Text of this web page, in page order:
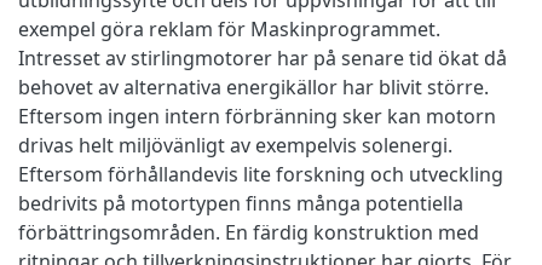
exempel göra reklam för Maskinprogrammet.
Intresset av stirlingmotorer har på senare tid ökat då
behovet av alternativa energikällor har blivit större.
Eftersom ingen intern förbränning sker kan motorn
drivas helt miljövänligt av exempelvis solenergi.
Eftersom förhållandevis lite forskning och utveckling
bedrivits på motortypen finns många potentiella
förbättringsområden. En färdig konstruktion med